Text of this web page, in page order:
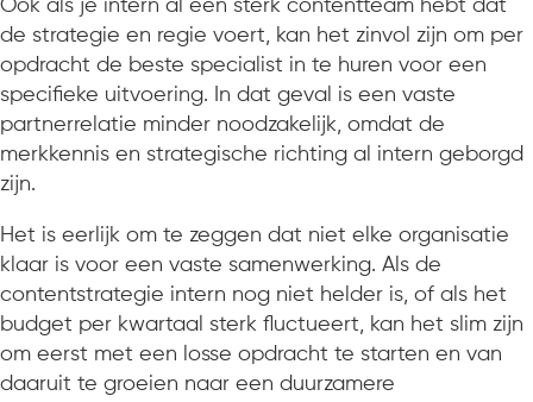
Ook als je intern al een sterk contentteam hebt dat
de strategie en regie voert, kan het zinvol zijn om per
opdracht de beste specialist in te huren voor een
specifieke uitvoering. In dat geval is een vaste
partnerrelatie minder noodzakelijk, omdat de
merkkennis en strategische richting al intern geborgd
zijn.
Het is eerlijk om te zeggen dat niet elke organisatie
klaar is voor een vaste samenwerking. Als de
contentstrategie intern nog niet helder is, of als het
budget per kwartaal sterk fluctueert, kan het slim zijn
om eerst met een losse opdracht te starten en van
daaruit te groeien naar een duurzamere